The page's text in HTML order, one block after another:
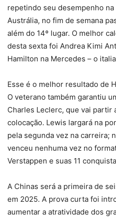
repetindo seu desempenho
Austrália, no fim de semana
além do 14º lugar. O melhor
desta sexta foi Andrea Kimi
Hamilton na Mercedes – o
Esse é o melhor resultado de
O veterano também garantiu
Charles Leclerc, que vai partir
colocação. Lewis largará na
pela segunda vez na carreira;
venceu nenhuma vez no
Verstappen e suas 11
A Chinas será a primeira de
em 2025. A prova curta foi
aumentar a atratividade dos